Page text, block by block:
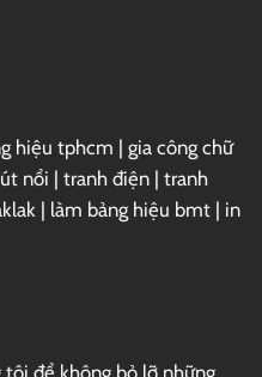
hiệu tphcm | gia công chữ
nổi | tranh điện | tranh
| làm bảng hiệu bmt | in
để không bỏ lỡ những